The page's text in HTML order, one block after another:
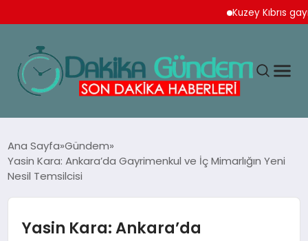
Kuzey Kıbrıs
TEKNOLOJI
SPOR
Ana Sayfa Gündem
Yasin Kara: Ankara’da Gayrimenkul ve İç Mimarlığın Yeni
Nesil Temsilcisi
Yasin Kara: Ankara’da